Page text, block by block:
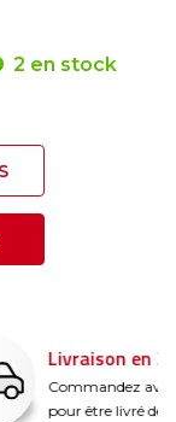
2 en stock
Livraison en 24h
Commandez avant 14h
pour être livré demain !